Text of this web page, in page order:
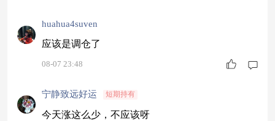
huahua4suven
应该是调仓了
08-07 23:48
宁静致远好运 短期持有
今天涨这么少，不应该呀